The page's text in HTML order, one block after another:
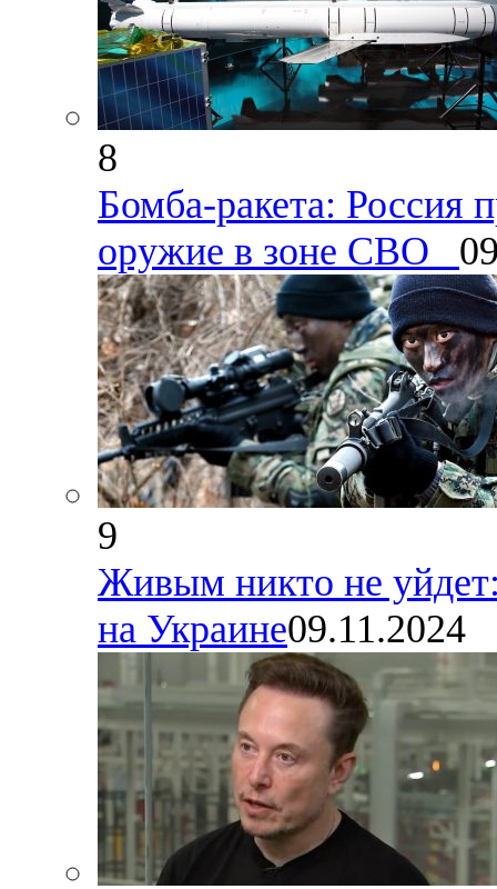
8
Бомба-ракета: Россия
оружие в зоне СВО
9
Живым никто не
на Украине09.11.2024